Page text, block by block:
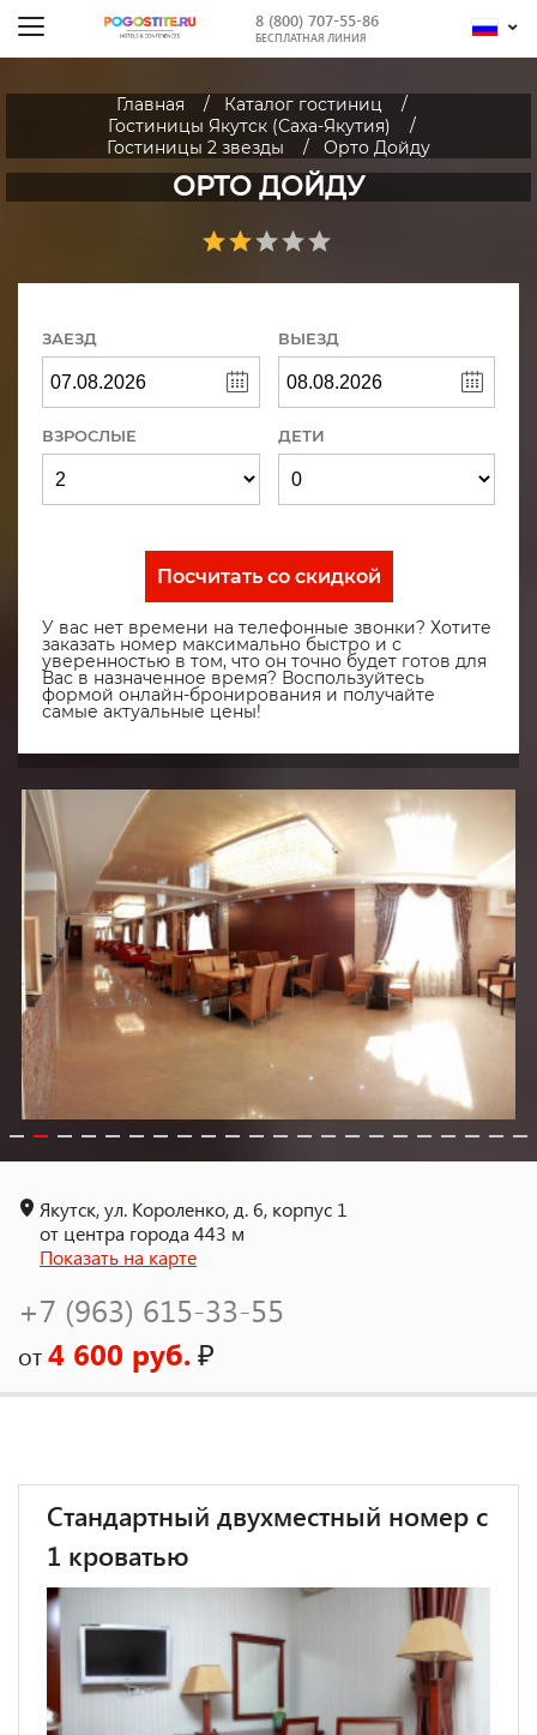
8 (800) 707-55-86
БЕСПЛАТНАЯ ЛИНИЯ
Главная
Каталог гостиниц
Гостиницы Якутск (Саха-Якутия)
Гостиницы 2 звезды
Орто Дойду
ОРТО ДОЙДУ
ЗАЕЗД ВЫЕЗД
ВЗРОСЛЫЕ ДЕТИ
Посчитать со скидкой
У вас нет времени на телефонные звонки? Хотите
заказать номер максимально быстро и с
уверенностью в том, что он точно будет готов для
Вас в назначенное время? Воспользуйтесь
формой онлайн-бронирования и получайте
самые актуальные цены!
Якутск, ул. Короленко, д. 6, корпус 1
от центра города 443 м
Показать на карте
+7 (963) 615-33-55
от4 600 руб.₽
Стандартный двухместный номер с
1 кроватью